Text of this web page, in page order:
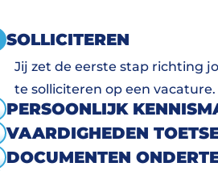
SOLLICITEREN
Jij zet de eerste stap richting
te solliciteren op een vacature.
PERSOONLIJK
VAARDIGHEDEN
DOCUMENTEN